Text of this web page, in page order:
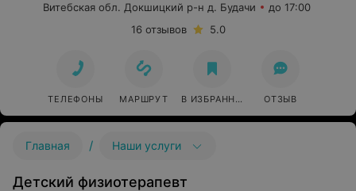
Витебская обл. Докшицкий р-н д. Будачи
до 17:00
16 отзывов
5.0
ТЕЛЕФОНЫ МАРШРУТ В ИЗБРАННОЕ ОТЗЫВ
Главная / Наши услуги
Детский физиотерапевт